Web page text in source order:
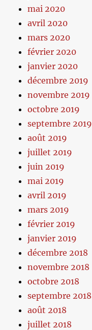
mai 2020
avril 2020
mars 2020
février 2020
janvier 2020
décembre 2019
novembre 2019
octobre 2019
septembre 2019
août 2019
juillet 2019
juin 2019
mai 2019
avril 2019
mars 2019
février 2019
janvier 2019
décembre 2018
novembre 2018
octobre 2018
septembre 2018
août 2018
juillet 2018